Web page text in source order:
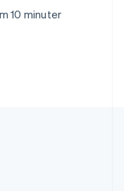
10 minuter